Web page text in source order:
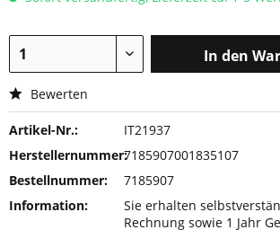
In den
Bewerten
Artikel-Nr.:
IT21937
Herstellernummer:7185907001835107
Bestellnummer:
7185907
Information:
Sie erhalten
Rechnung sowie 1 Jahr